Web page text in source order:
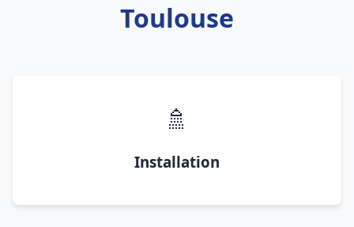
Toulouse
🚿
Installation